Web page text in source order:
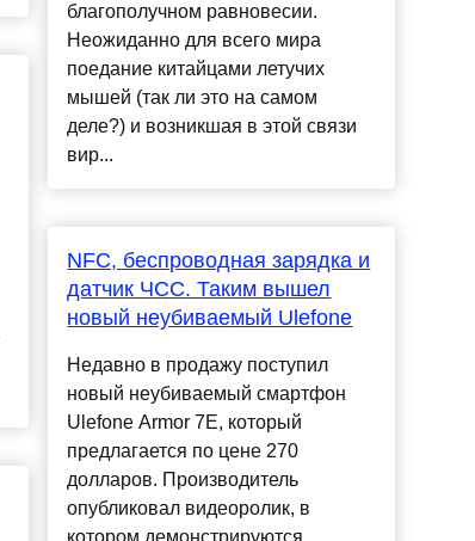
благополучном равновесии.
Неожиданно для всего мира
поедание китайцами летучих
мышей (так ли это на самом
деле?) и возникшая в этой связи
вир...
NFC, беспроводная зарядка и
датчик ЧСС. Таким вышел
новый неубиваемый Ulefone
Недавно в продажу поступил
новый неубиваемый смартфон
Ulefone Armor 7E, который
предлагается по цене 270
долларов. Производитель
опубликовал видеоролик, в